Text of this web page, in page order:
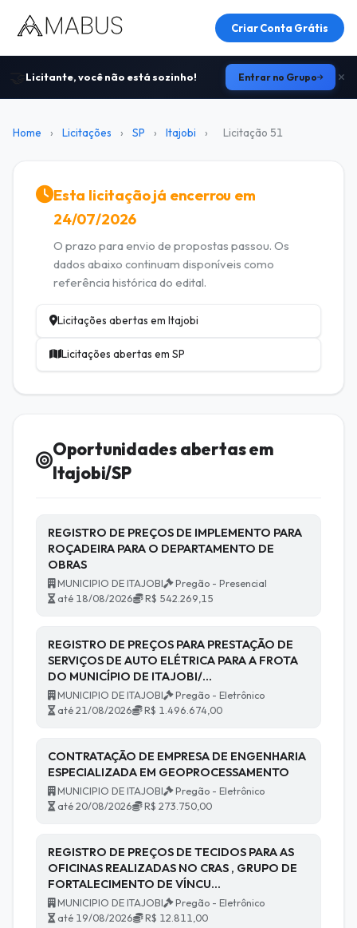
Criar Conta Grátis
Licitante, você não está sozinho! Entrar no Grupo
Home › Licitações › SP › Itajobi › Licitação 51
Esta licitação já encerrou em
24/07/2026
O prazo para envio de propostas passou. Os
dados abaixo continuam disponíveis como
referência histórica do edital.
Licitações abertas em Itajobi
Licitações abertas em SP
Oportunidades abertas em
Itajobi/SP
REGISTRO DE PREÇOS DE IMPLEMENTO PARA
ROÇADEIRA PARA O DEPARTAMENTO DE
OBRAS
MUNICIPIO DE ITAJOBI
Pregão - Presencial
até 18/08/2026
R$ 542.269,15
REGISTRO DE PREÇOS PARA PRESTAÇÃO DE
SERVIÇOS DE AUTO ELÉTRICA PARA A FROTA
DO MUNICÍPIO DE ITAJOBI/…
MUNICIPIO DE ITAJOBI
Pregão - Eletrônico
até 21/08/2026
R$ 1.496.674,00
CONTRATAÇÃO DE EMPRESA DE ENGENHARIA
ESPECIALIZADA EM GEOPROCESSAMENTO
MUNICIPIO DE ITAJOBI
Pregão - Eletrônico
até 20/08/2026
R$ 273.750,00
REGISTRO DE PREÇOS DE TECIDOS PARA AS
OFICINAS REALIZADAS NO CRAS , GRUPO DE
FORTALECIMENTO DE VÍNCU…
MUNICIPIO DE ITAJOBI
Pregão - Eletrônico
até 19/08/2026
R$ 12.811,00